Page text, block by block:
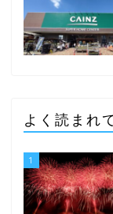
よく読まれ
1